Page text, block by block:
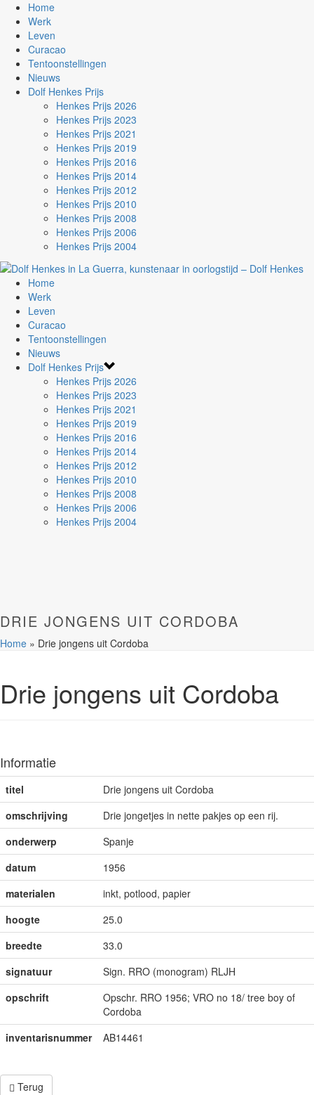
Home
Werk
Leven
Curacao
Tentoonstellingen
Nieuws
Dolf Henkes Prijs
Henkes Prijs 2026
Henkes Prijs 2023
Henkes Prijs 2021
Henkes Prijs 2019
Henkes Prijs 2016
Henkes Prijs 2014
Henkes Prijs 2012
Henkes Prijs 2010
Henkes Prijs 2008
Henkes Prijs 2006
Henkes Prijs 2004
Home
Werk
Leven
Curacao
Tentoonstellingen
Nieuws
Dolf Henkes Prijs
Henkes Prijs 2026
Henkes Prijs 2023
Henkes Prijs 2021
Henkes Prijs 2019
Henkes Prijs 2016
Henkes Prijs 2014
Henkes Prijs 2012
Henkes Prijs 2010
Henkes Prijs 2008
Henkes Prijs 2006
Henkes Prijs 2004
DRIE JONGENS UIT CORDOBA
Home » Drie jongens uit Cordoba
Drie jongens uit Cordoba
Informatie
titel
Drie jongens uit Cordoba
omschrijving
Drie jongetjes in nette pakjes op een rij.
onderwerp
Spanje
datum
1956
materialen
inkt, potlood, papier
hoogte
25.0
breedte
33.0
signatuur
Sign. RRO (monogram) RLJH
opschrift
Opschr. RRO 1956; VRO no 18/ tree boy of
Cordoba
inventarisnummer
AB14461
Terug